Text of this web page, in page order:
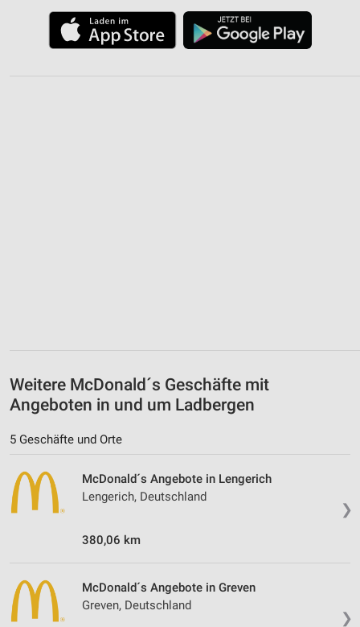
Weitere McDonald´s Geschäfte mit
Angeboten in und um Ladbergen
5 Geschäfte und Orte
❯
McDonald´s Angebote in Lengerich
Lengerich, Deutschland
380,06 km
❯
McDonald´s Angebote in Greven
Greven, Deutschland